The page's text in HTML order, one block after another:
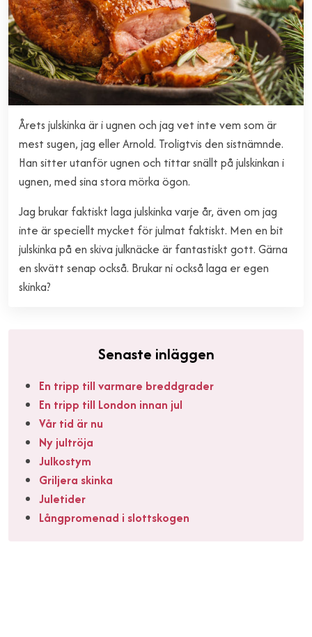
Årets julskinka är i ugnen och jag vet inte vem som är
mest sugen, jag eller Arnold. Troligtvis den sistnämnde.
Han sitter utanför ugnen och tittar snällt på julskinkan i
ugnen, med sina stora mörka ögon.
Jag brukar faktiskt laga julskinka varje år, även om jag
inte är speciellt mycket för julmat faktiskt. Men en bit
julskinka på en skiva julknäcke är fantastiskt gott. Gärna
en skvätt senap också. Brukar ni också laga er egen
skinka?
Senaste inläggen
En tripp till varmare breddgrader
En tripp till London innan jul
Vår tid är nu
Ny jultröja
Julkostym
Griljera skinka
Juletider
Långpromenad i slottskogen